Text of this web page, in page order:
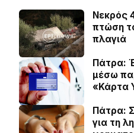
Νεκρός
πτώση
πλαγιά
Πάτρα:
μέσω
«Κάρτα
Πάτρα:
για τη